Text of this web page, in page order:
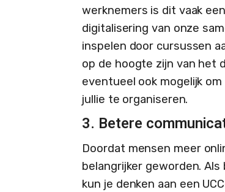
werknemers is dit vaak
digitalisering van onze
inspelen door cursussen
op de hoogte zijn van het
eventueel ook mogelijk
jullie te organiseren.
3. Betere
Doordat mensen meer
belangrijker geworden.
kun je denken aan een